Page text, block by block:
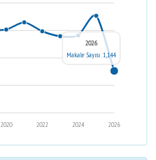
2026
2024
2022
2020
2026
Makale Sayısı: 1,144